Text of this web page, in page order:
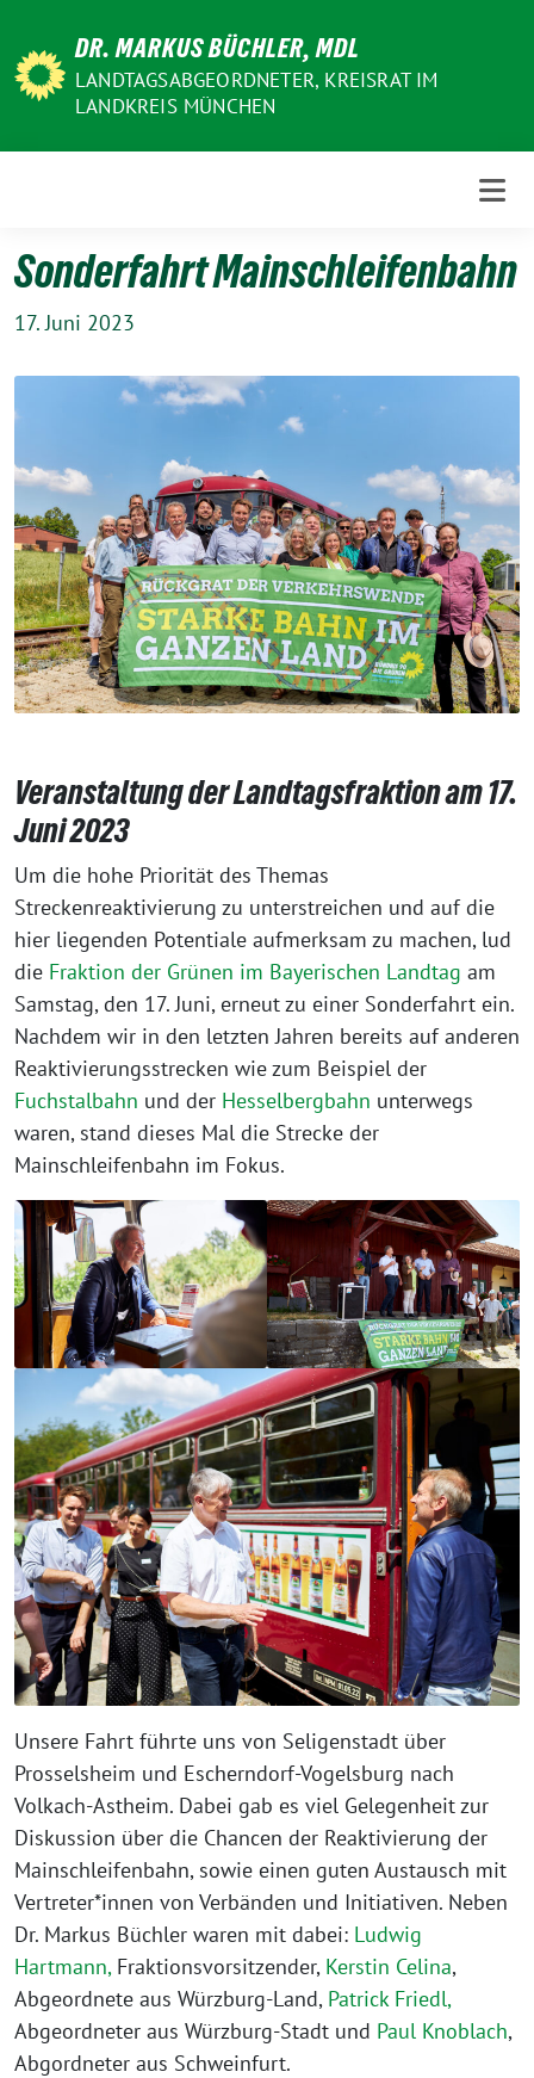
zum
Inhalt
DR. MARKUS BÜCHLER, MDL
LANDTAGSABGEORDNETER, KREISRAT IM
LANDKREIS MÜNCHEN
Sonderfahrt Mainschleifenbahn
17. Juni 2023
Veranstaltung der Landtagsfraktion am 17.
Juni 2023
Um die hohe Priorität des Themas
Streckenreaktivierung zu unterstreichen und auf die
hier liegenden Potentiale aufmerksam zu machen, lud
die Fraktion der Grünen im Bayerischen Landtag am
Samstag, den 17. Juni, erneut zu einer Sonderfahrt ein.
Nachdem wir in den letzten Jahren bereits auf anderen
Reaktivierungsstrecken wie zum Beispiel der
Fuchstalbahn und der Hesselbergbahn unterwegs
waren, stand dieses Mal die Strecke der
Mainschleifenbahn im Fokus.
Unsere Fahrt führte uns von Seligenstadt über
Prosselsheim und Escherndorf-Vogelsburg nach
Volkach-Astheim. Dabei gab es viel Gelegenheit zur
Diskussion über die Chancen der Reaktivierung der
Mainschleifenbahn, sowie einen guten Austausch mit
Vertreter*innen von Verbänden und Initiativen. Neben
Dr. Markus Büchler waren mit dabei: Ludwig
Hartmann,Fraktionsvorsitzender, Kerstin Celina,
Abgeordnete aus Würzburg-Land, Patrick Friedl,
Abgeordneter aus Würzburg-Stadt und Paul Knoblach,
Abgordneter aus Schweinfurt.